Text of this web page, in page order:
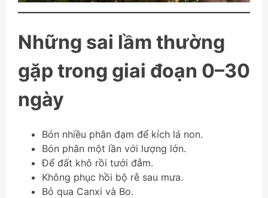
Những sai lầm thường
gặp trong giai đoạn 0–30
ngày
Bón nhiều phân đạm để kích lá non.
Bón phân một lần với lượng lớn.
Để đất khô rồi tưới đẫm.
Không phục hồi bộ rễ sau mưa.
Bỏ qua Canxi và Bo.